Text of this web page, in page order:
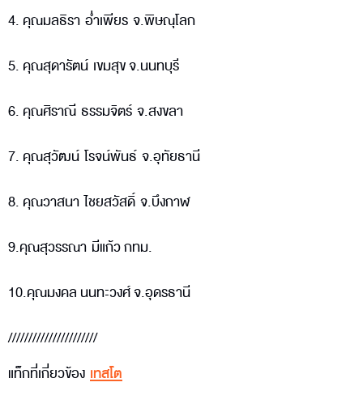
4. คุณมลธิรา อ่ำเพียร จ.พิษณุโลก
5. คุณสุดารัตน์ เขมสุข จ.นนทบุรี
6. คุณศิราณี ธรรมจิตร์ จ.สงขลา
7. คุณสุวัฒน์ โรจน์พันธ์ จ.อุทัยธานี
8. คุณวาสนา ไชยสวัสดิ์ จ.บึงกาฬ
9.คุณสุวรรณา มีแก้ว กทม.
10.คุณมงคล นนทะวงศ์ จ.อุดรธานี
//////////////////////
แท็กที่เกี่ยวข้อง เทสโต